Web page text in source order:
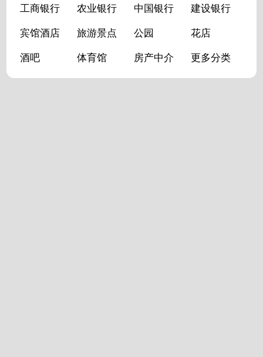
工商银行 农业银行 中国银行 建设银行
宾馆酒店 旅游景点 公园 花店
酒吧 体育馆 房产中介 更多分类